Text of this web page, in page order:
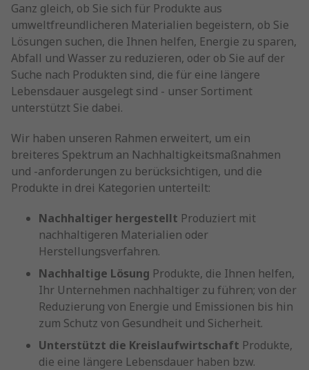
Ganz gleich, ob Sie sich für Produkte aus
umweltfreundlicheren Materialien begeistern, ob Sie
Lösungen suchen, die Ihnen helfen, Energie zu sparen,
Abfall und Wasser zu reduzieren, oder ob Sie auf der
Suche nach Produkten sind, die für eine längere
Lebensdauer ausgelegt sind - unser Sortiment
unterstützt Sie dabei.
Wir haben unseren Rahmen erweitert, um ein
breiteres Spektrum an Nachhaltigkeitsmaßnahmen
und -anforderungen zu berücksichtigen, und die
Produkte in drei Kategorien unterteilt:
Nachhaltiger hergestellt Produziert mit
nachhaltigeren Materialien oder
Herstellungsverfahren.
Nachhaltige Lösung Produkte, die Ihnen helfen,
Ihr Unternehmen nachhaltiger zu führen; von der
Reduzierung von Energie und Emissionen bis hin
zum Schutz von Gesundheit und Sicherheit.
Unterstützt die Kreislaufwirtschaft Produkte,
die eine längere Lebensdauer haben bzw.